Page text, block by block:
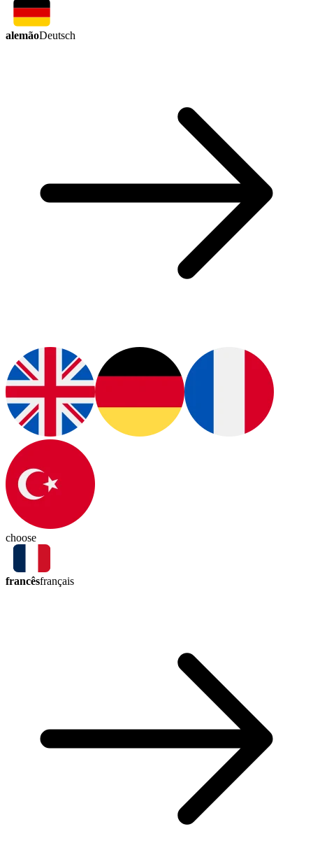
alemãoDeutsch
choose
francêsfrançais